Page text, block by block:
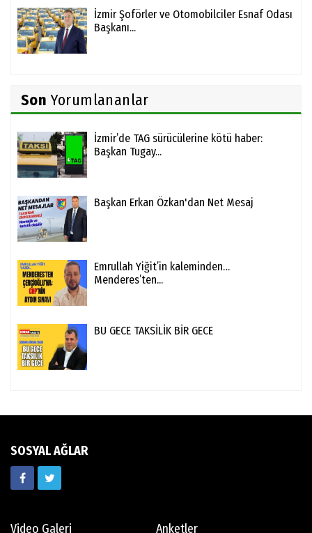
İzmir Şoförler ve Otomobilciler Esnaf Odası
Başkanı...
Son Yorumlananlar
İzmir’de TAG sürücülerine kötü haber:
Başkan Tugay...
Başkan Erkan Özkan'dan Net Mesaj
Emrullah Yiğit’in kaleminden…
Menderes’ten...
BU GECE TAKSİLİK BİR GECE
SOSYAL AĞLAR
Video Galeri Anketler